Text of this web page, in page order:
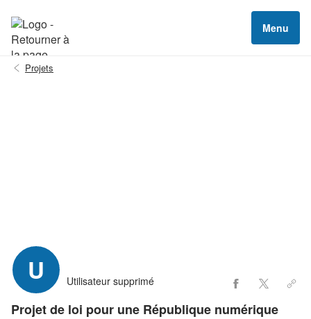
Menu
Projets
U Utilisateur supprimé
Projet de loi pour une République numérique